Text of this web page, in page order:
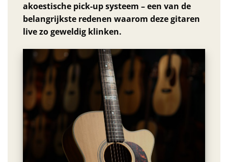
akoestische pick-up systeem – een van de
belangrijkste redenen waarom deze gitaren
live zo geweldig klinken.